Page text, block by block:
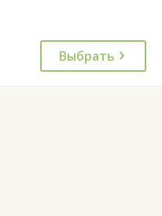
Выбрать